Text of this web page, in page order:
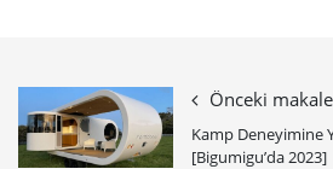
Önceki makale
Kamp Deneyimine
[Bigumigu’da 2023]